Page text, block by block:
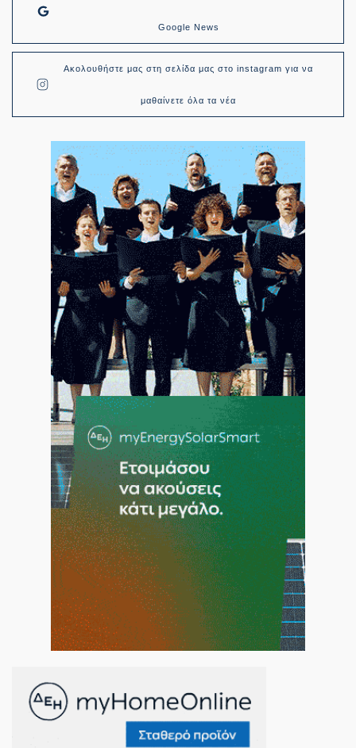
Google News
Ακολουθήστε μας στη σελίδα μας στο instagram για να
μαθαίνετε όλα τα νέα